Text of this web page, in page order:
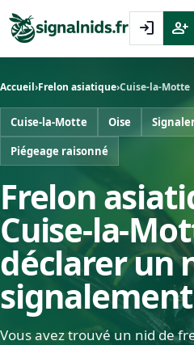
login person_add
Accueil›Frelon asiatique›Cuise-la-Motte
Cuise-la-Motte Oise
Piégeage raisonné
Frelon
Cuise-la-
déclarer un
signalement
Vous avez trouvé un nid de